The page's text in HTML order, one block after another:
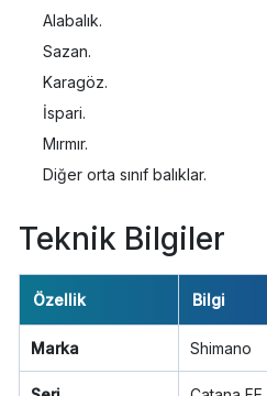
Alabalık.
Sazan.
Karagöz.
İspari.
Mırmır.
Diğer orta sınıf balıklar.
Teknik Bilgiler
Özellik Bilgi
Marka Shimano